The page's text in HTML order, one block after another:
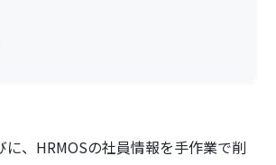
に、HRMOSの社員情報を手作業で削